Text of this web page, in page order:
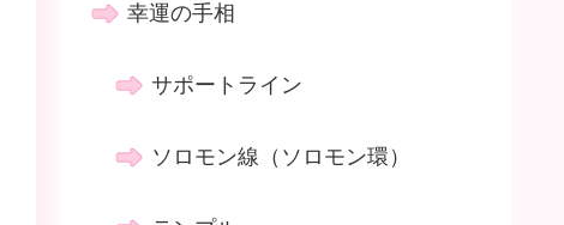
幸運の手相
サポートライン
ソロモン線（ソロモン環）